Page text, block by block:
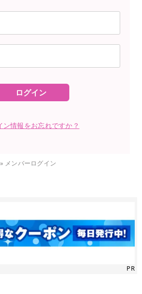
ログイン
ン情報をお忘れですか？
» メンバーログイン
PR